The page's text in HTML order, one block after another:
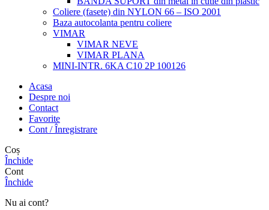
Coliere (fasete) din NYLON 66 – ISO 2001
Baza autocolanta pentru coliere
VIMAR
VIMAR NEVE
VIMAR PLANA
MINI-INTR. 6KA C10 2P 100126
Acasa
Despre noi
Contact
Favorite
Cont / Înregistrare
Coș
Închide
Cont
Închide
Nu ai cont?